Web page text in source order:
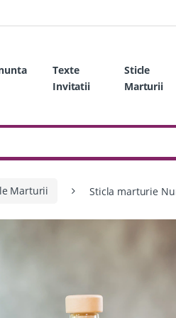
Texte
Invitatii
Sticle
Marturii
Marturii Sticla marturie